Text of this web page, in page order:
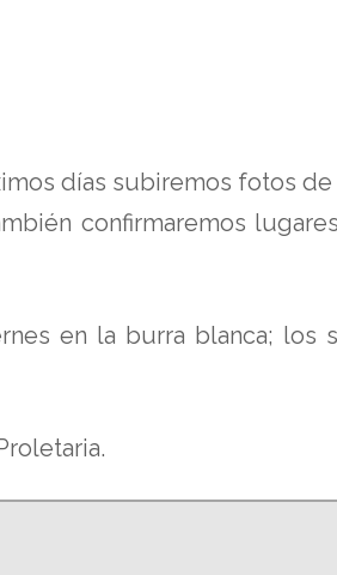
días subiremos fotos
confirmaremos
en la burra blanca; los